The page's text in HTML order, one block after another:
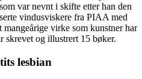
var nevnt i skifte etter han den
vindusviskere fra PIAA med
virke som kunstner har
skrevet og illustrert 15 bøker.
lesbian